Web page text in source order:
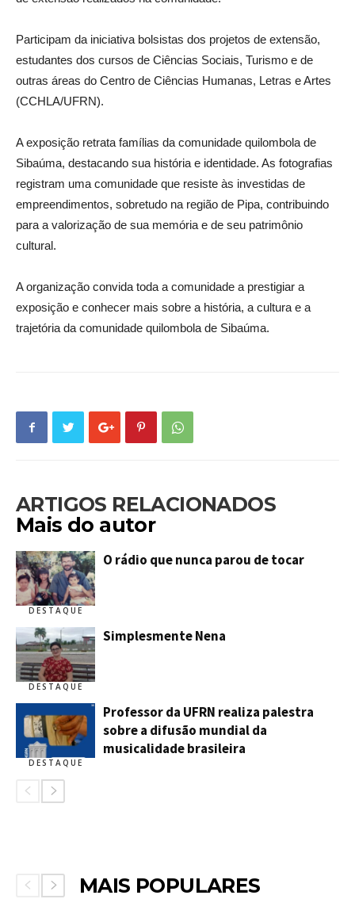
Participam da iniciativa bolsistas dos projetos de extensão,
estudantes dos cursos de Ciências Sociais, Turismo e de
outras áreas do Centro de Ciências Humanas, Letras e Artes
(CCHLA/UFRN).
A exposição retrata famílias da comunidade quilombola de
Sibaúma, destacando sua história e identidade. As fotografias
registram uma comunidade que resiste às investidas de
empreendimentos, sobretudo na região de Pipa, contribuindo
para a valorização de sua memória e de seu patrimônio
cultural.
A organização convida toda a comunidade a prestigiar a
exposição e conhecer mais sobre a história, a cultura e a
trajetória da comunidade quilombola de Sibaúma.
ARTIGOS RELACIONADOS
Mais do autor
DESTAQUE
O rádio que nunca parou de tocar
DESTAQUE
Simplesmente Nena
DESTAQUE
Professor da UFRN realiza palestra
sobre a difusão mundial da
musicalidade brasileira
MAIS POPULARES